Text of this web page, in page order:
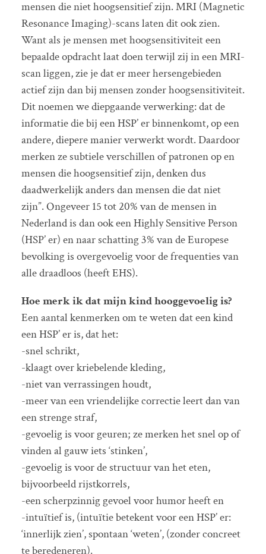
mensen die niet hoogsensitief zijn. MRI (Magnetic
Resonance Imaging)-scans laten dit ook zien.
Want als je mensen met hoogsensitiviteit een
bepaalde opdracht laat doen terwijl zij in een MRI-
scan liggen, zie je dat er meer hersengebieden
actief zijn dan bij mensen zonder hoogsensitiviteit.
Dit noemen we diepgaande verwerking: dat de
informatie die bij een HSP’ er binnenkomt, op een
andere, diepere manier verwerkt wordt. Daardoor
merken ze subtiele verschillen of patronen op en
mensen die hoogsensitief zijn, denken dus
daadwerkelijk anders dan mensen die dat niet
zijn”. Ongeveer 15 tot 20% van de mensen in
Nederland is dan ook een Highly Sensitive Person
(HSP’ er) en naar schatting 3% van de Europese
bevolking is overgevoelig voor de frequenties van
alle draadloos (heeft EHS).
Hoe merk ik dat mijn kind hooggevoelig is?
Een aantal kenmerken om te weten dat een kind
een HSP’ er is, dat het:
-snel schrikt,
-klaagt over kriebelende kleding,
-niet van verrassingen houdt,
-meer van een vriendelijke correctie leert dan van
een strenge straf,
-gevoelig is voor geuren; ze merken het snel op of
vinden al gauw iets ‘stinken’,
-gevoelig is voor de structuur van het eten,
bijvoorbeeld rijstkorrels,
-een scherpzinnig gevoel voor humor heeft en
-intuïtief is, (intuïtie betekent voor een HSP’ er:
‘innerlijk zien’, spontaan ‘weten’, (zonder concreet
te beredeneren).